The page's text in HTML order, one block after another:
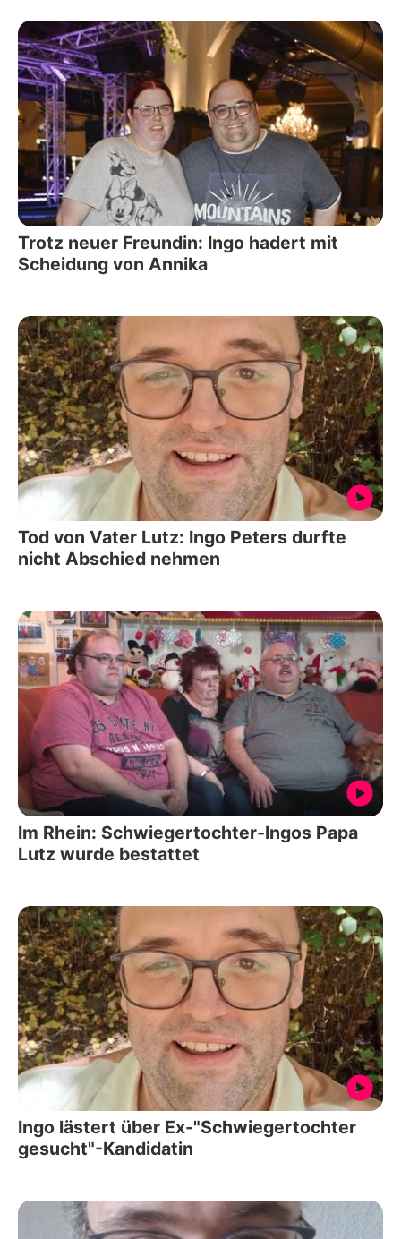
Trotz neuer Freundin: Ingo hadert mit
Scheidung von Annika
Tod von Vater Lutz: Ingo Peters durfte
nicht Abschied nehmen
Im Rhein: Schwiegertochter-Ingos Papa
Lutz wurde bestattet
Ingo lästert über Ex-"Schwiegertochter
gesucht"-Kandidatin